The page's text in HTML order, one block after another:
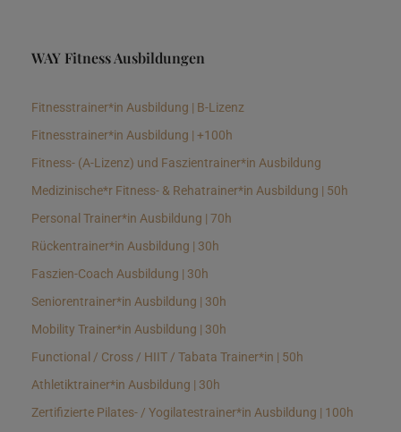
WAY Fitness Ausbildungen
Fitnesstrainer*in Ausbildung | B-Lizenz
Fitnesstrainer*in Ausbildung | +100h
Fitness- (A-Lizenz) und Faszientrainer*in Ausbildung
Medizinische*r Fitness- & Rehatrainer*in Ausbildung | 50h
Personal Trainer*in Ausbildung | 70h
Rückentrainer*in Ausbildung | 30h
Faszien-Coach Ausbildung | 30h
Seniorentrainer*in Ausbildung | 30h
Mobility Trainer*in Ausbildung | 30h
Functional / Cross / HIIT / Tabata Trainer*in | 50h
Athletiktrainer*in Ausbildung | 30h
Zertifizierte Pilates- / Yogilatestrainer*in Ausbildung | 100h